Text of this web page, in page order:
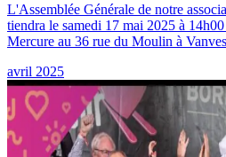
L'Assemblée Générale de notre
tiendra le samedi 17 mai 2025 à
Mercure au 36 rue du Moulin à
avril 2025